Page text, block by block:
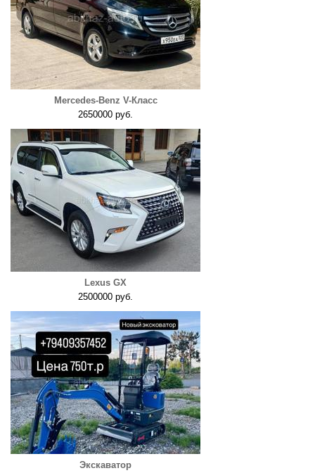
Mercedes-Benz V-Класс
2650000 руб.
Lexus GX
2500000 руб.
Экскаватор